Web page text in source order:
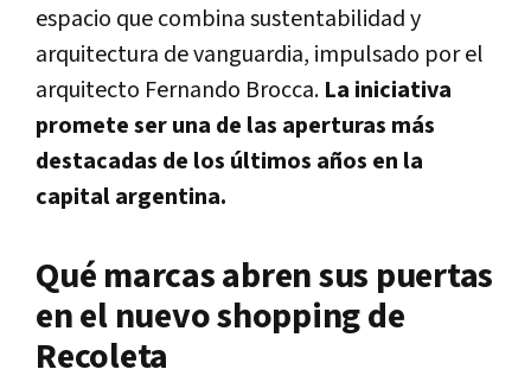
espacio que combina sustentabilidad y
arquitectura de vanguardia, impulsado por el
arquitecto Fernando Brocca. La iniciativa
promete ser una de las aperturas más
destacadas de los últimos años en la
capital argentina.
Qué marcas abren sus puertas
en el nuevo shopping de
Recoleta